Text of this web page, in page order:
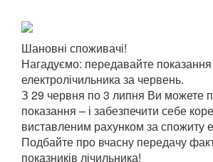
Шановні споживачі!
Нагадуємо: передавайте показання
електролічильника за червень.
З 29 червня по 3 липня Ви можете
показання – і забезпечити себе
виставленим рахунком за спожиту
Подбайте про вчасну передачу
показників лічильника!